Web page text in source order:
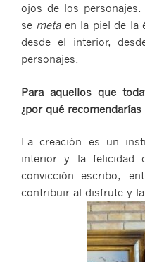
ojos de los
se metaen la piel de la
desde el interior,
personajes.
Para aquellos que
¿por qué recomendarías
La creación es un
interior y la felicidad
convicción escribo,
contribuir al disfrute y